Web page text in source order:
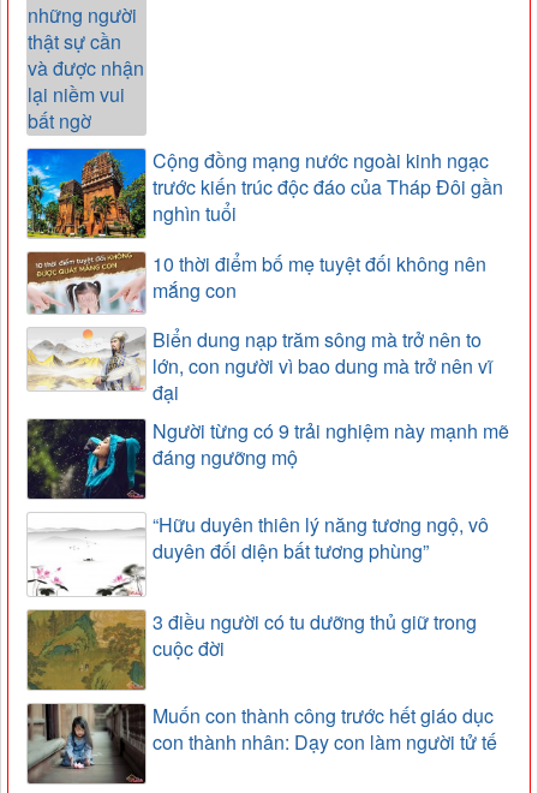
Cộng đồng mạng nước ngoài kinh ngạc
trước kiến trúc độc đáo của Tháp Đôi gần
nghìn tuổi
10 thời điểm bố mẹ tuyệt đối không nên
mắng con
Biển dung nạp trăm sông mà trở nên to
lớn, con người vì bao dung mà trở nên vĩ
đại
Người từng có 9 trải nghiệm này mạnh mẽ
đáng ngưỡng mộ
“Hữu duyên thiên lý năng tương ngộ, vô
duyên đối diện bất tương phùng”
3 điều người có tu dưỡng thủ giữ trong
cuộc đời
Muốn con thành công trước hết giáo dục
con thành nhân: Dạy con làm người tử tế